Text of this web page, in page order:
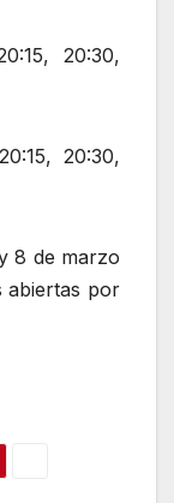
20:30,
20:30,
8 de marzo
abiertas por